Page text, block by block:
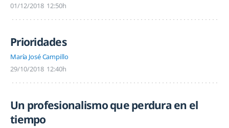
01/12/2018 12:50h
Prioridades
María José Campillo
29/10/2018 12:40h
Un profesionalismo que perdura en el
tiempo